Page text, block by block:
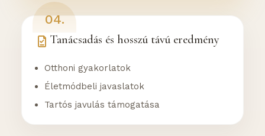
04.
Tanácsadás és hosszú távú eredmény
Otthoni gyakorlatok
Életmódbeli javaslatok
Tartós javulás támogatása